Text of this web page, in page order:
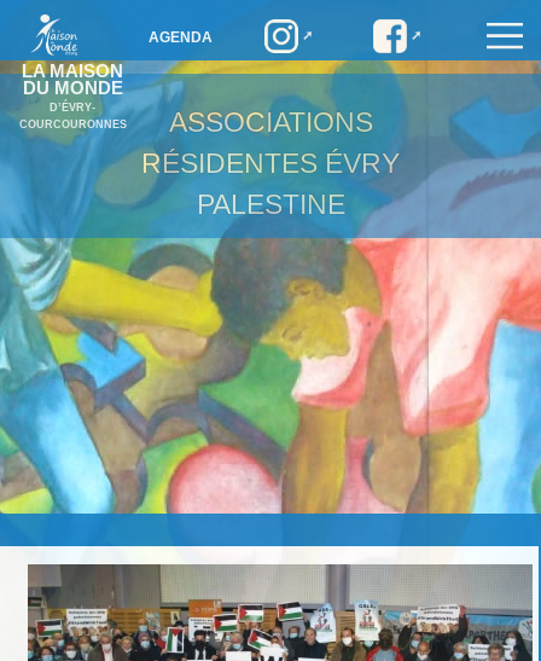
LA MAISON
DU MONDE
D’ÉVRY-
COURCOURONNES
AGENDA
ASSOCIATIONS
RÉSIDENTES ÉVRY
PALESTINE